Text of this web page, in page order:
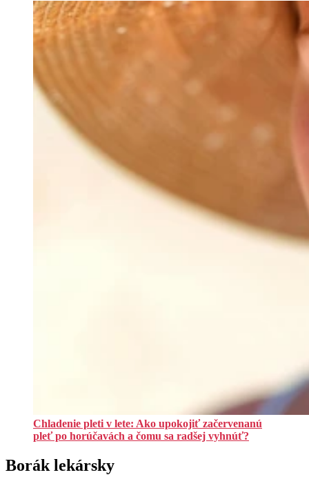
Chladenie pleti v lete: Ako upokojiť začervenanú
pleť po horúčavách a čomu sa radšej vyhnúť?
Borák lekársky